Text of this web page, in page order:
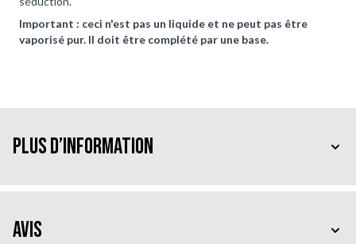
Important : ceci n'est pas un liquide et ne peut pas être
vaporisé pur. Il doit être complété par une base.
Plus d’information
Avis